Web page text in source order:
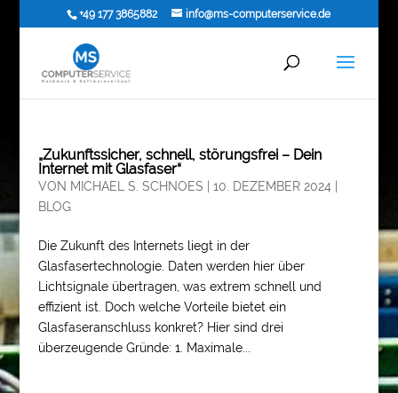
+49 177 3865882 info@ms-computerservice.de
„Zukunftssicher, schnell, störungsfrei – Dein
Internet mit Glasfaser“
VON MICHAEL S. SCHNOES 10. DEZEMBER 2024|
BLOG
Die Zukunft des Internets liegt in der
Glasfasertechnologie. Daten werden hier über
Lichtsignale übertragen, was extrem schnell und
effizient ist. Doch welche Vorteile bietet ein
Glasfaseranschluss konkret? Hier sind drei
überzeugende Gründe: 1. Maximale...